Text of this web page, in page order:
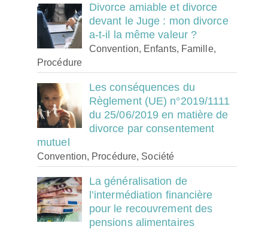
Divorce amiable et divorce
devant le Juge : mon divorce
a-t-il la même valeur ?
Convention, Enfants, Famille,
Procédure
Les conséquences du
Règlement (UE) n°2019/1111
du 25/06/2019 en matière de
divorce par consentement
mutuel
Convention, Procédure, Société
La généralisation de
l’intermédiation financière
pour le recouvrement des
pensions alimentaires